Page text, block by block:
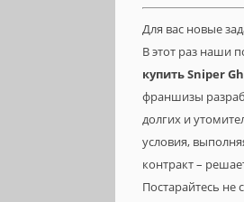
Для вас новые
В этот раз наши
купитьSniper
франшизы
долгих и
условия,
контракт –
Постарайтесь не